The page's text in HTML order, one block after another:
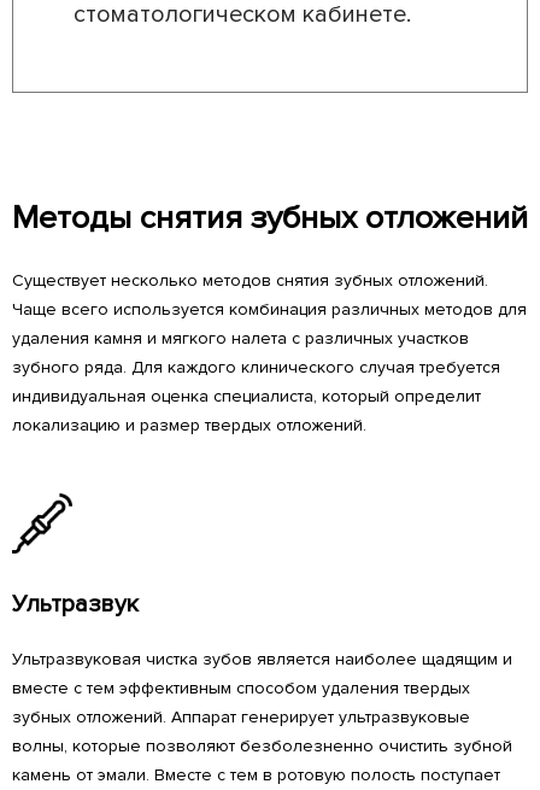
стоматологическом кабинете.
Методы снятия зубных отложений
Существует несколько методов снятия зубных отложений.
Чаще всего используется комбинация различных методов для
удаления камня и мягкого налета с различных участков
зубного ряда. Для каждого клинического случая требуется
индивидуальная оценка специалиста, который определит
локализацию и размер твердых отложений.
Ультразвук
Ультразвуковая чистка зубов является наиболее щадящим и
вместе с тем эффективным способом удаления твердых
зубных отложений. Аппарат генерирует ультразвуковые
волны, которые позволяют безболезненно очистить зубной
камень от эмали. Вместе с тем в ротовую полость поступает